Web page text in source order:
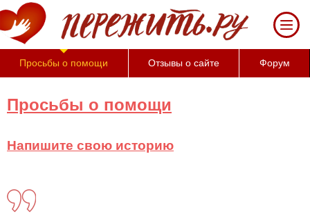
За 50 минут Вы
можете оценить
тяжесть своего
состояния и его
психологические
(бесплатно)
Просьбы о помощи Отзывы о сайте Форум
Просьбы о помощи
Напишите свою историю